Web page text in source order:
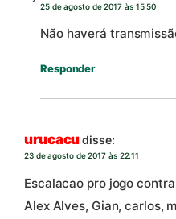
25 de agosto de 2017 às 15:50
Não haverá
Responder
urucacudisse:
23 de agosto de 2017 às 22:11
Escalacao pro jogo
Alex Alves, Gian, carlos,